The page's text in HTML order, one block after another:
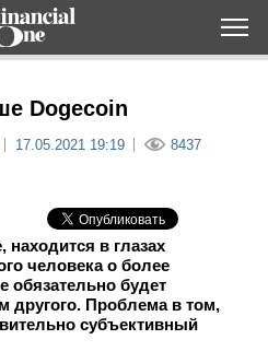
Dogecoin
17.05.2021 19:19 8437
в глазах
человека о более
обязательно будет
другого. Проблема в том,
субъективный